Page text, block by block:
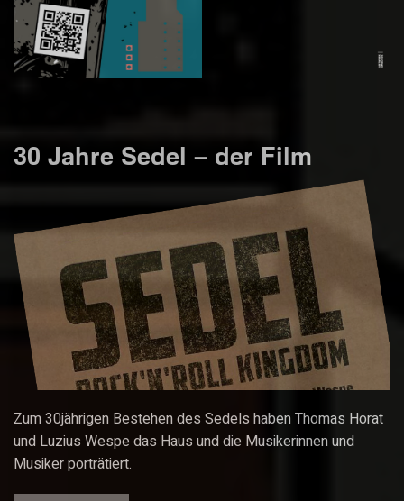
30 Jahre Sedel – der Film
Zum 30jährigen Bestehen des Sedels haben Thomas Horat
und Luzius Wespe das Haus und die Musikerinnen und
Musiker porträtiert.